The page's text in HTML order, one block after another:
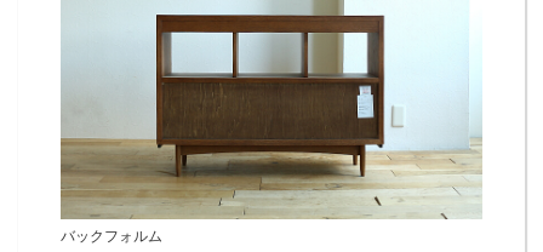
バックフォルム